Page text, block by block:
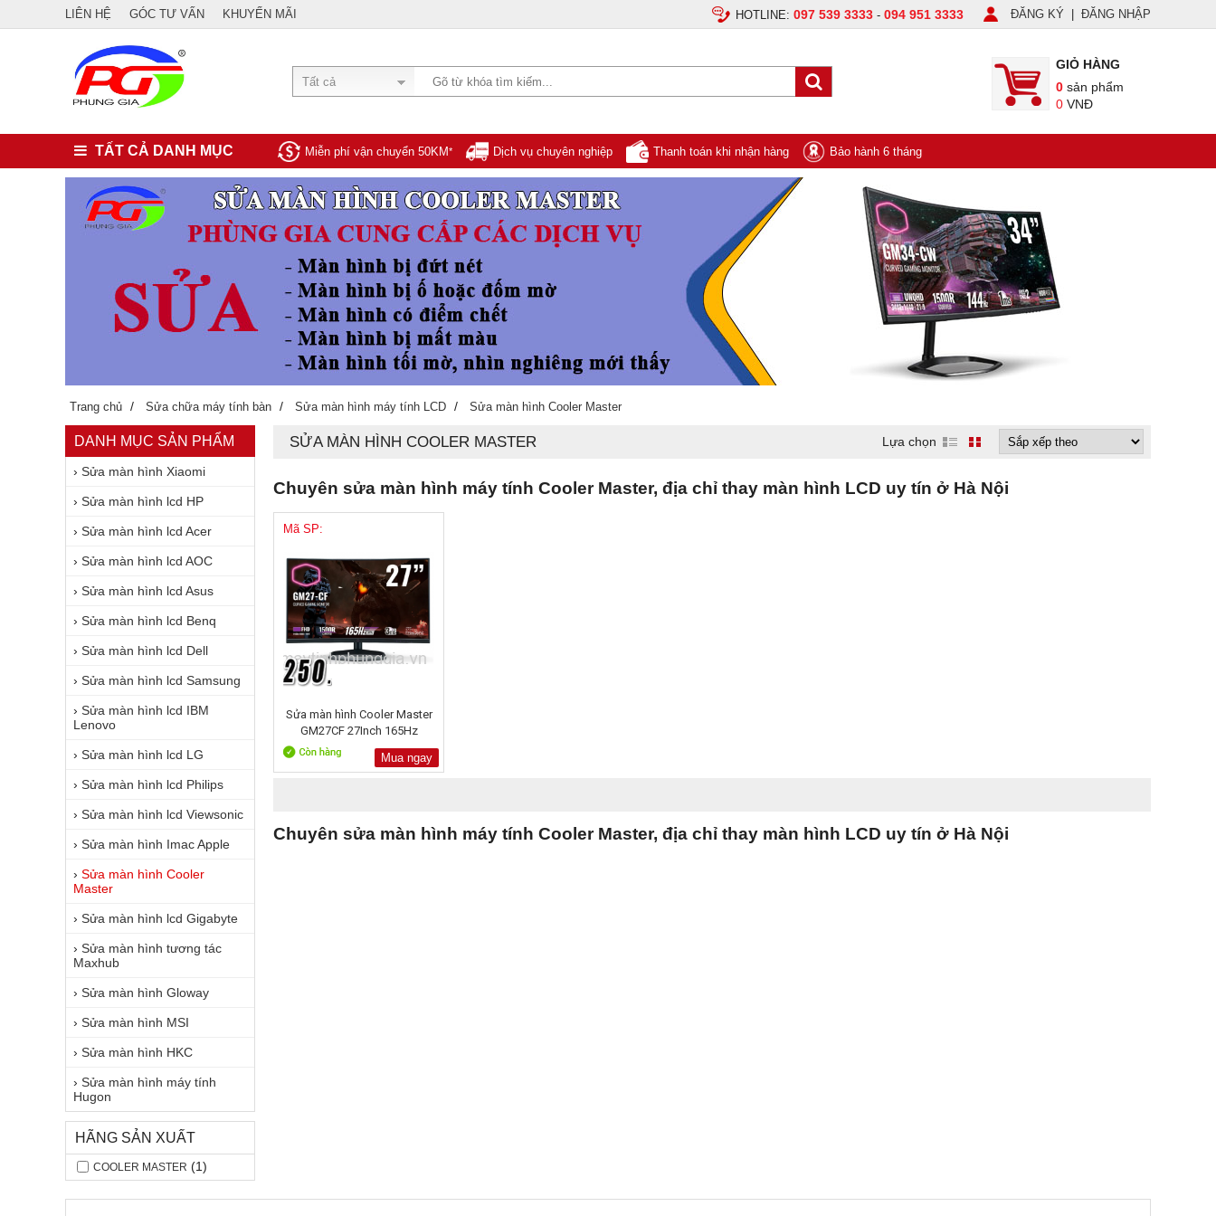
LIÊN HỆ GÓC TƯ VẤN KHUYẾN MÃI HOTLINE: 097 539 3333 - 094 951 3333 ĐĂNG KÝ ĐĂNG NHẬP
Tất cả
GIỎ HÀNG
0 sản phẩm
0 VNĐ
TẤT CẢ DANH MỤC Miễn phí vận chuyển 50KM* Dịch vụ chuyên nghiệp Thanh toán khi nhận hàng Bảo hành 6 tháng
Trang chủ / Sửa chữa máy tính bàn / Sửa màn hình máy tính LCD / Sửa màn hình Cooler Master
DANH MỤC SẢN PHẨM
› Sửa màn hình Xiaomi
› Sửa màn hình lcd HP
› Sửa màn hình lcd Acer
› Sửa màn hình lcd AOC
› Sửa màn hình lcd Asus
› Sửa màn hình lcd Benq
› Sửa màn hình lcd Dell
› Sửa màn hình lcd Samsung
› Sửa màn hình lcd IBM
Lenovo
› Sửa màn hình lcd LG
› Sửa màn hình lcd Philips
› Sửa màn hình lcd Viewsonic
› Sửa màn hình Imac Apple
› Sửa màn hình Cooler
Master
› Sửa màn hình lcd Gigabyte
› Sửa màn hình tương tác
Maxhub
› Sửa màn hình Gloway
› Sửa màn hình MSI
› Sửa màn hình HKC
› Sửa màn hình máy tính
Hugon
HÃNG SẢN XUẤT
COOLER MASTER (1)
SỬA MÀN HÌNH COOLER MASTER Lựa chọn
Chuyên sửa màn hình máy tính Cooler Master, địa chỉ thay màn hình LCD uy tín ở Hà Nội
Mã SP:
Sửa màn hình Cooler Master
GM27CF 27Inch 165Hz
Curved
Mua ngay
Chuyên sửa màn hình máy tính Cooler Master, địa chỉ thay màn hình LCD uy tín ở Hà Nội